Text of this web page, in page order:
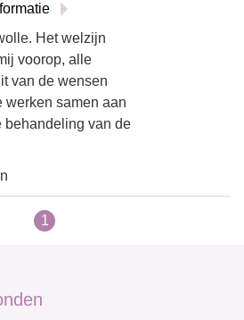
Het welzijn
voorop, alle
van de wensen
werken samen aan
behandeling van de
1